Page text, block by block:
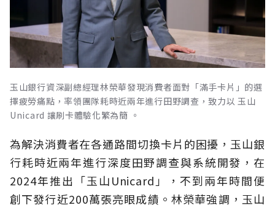
玉山銀行資深副總經理林榮華發現消費者面對「滿手卡片」的選
擇疲勞痛點，率領團隊耗時近兩年進行田野調查，致力以 玉山
Unicard 讓刷卡體驗化繁為簡 。
為解決消費者在各通路間切換卡片的困擾，玉山銀
行耗時近兩年進行深度田野調查與系統開發，在
2024年推出「玉山Unicard」，不到兩年時間便
創下發行近200萬張亮眼成績。林榮華強調，玉山